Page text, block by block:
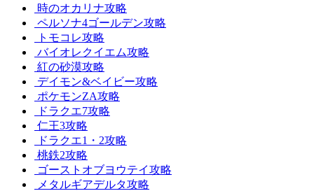
時のオカリナ攻略
ペルソナ4ゴールデン攻略
トモコレ攻略
バイオレクイエム攻略
紅の砂漠攻略
デイモン&ベイビー攻略
ポケモンZA攻略
ドラクエ7攻略
仁王3攻略
ドラクエ1・2攻略
桃鉄2攻略
ゴーストオブヨウテイ攻略
メタルギアデルタ攻略